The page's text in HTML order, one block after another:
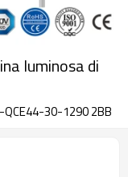
luminosa di
QCE44-30-1290 2BB